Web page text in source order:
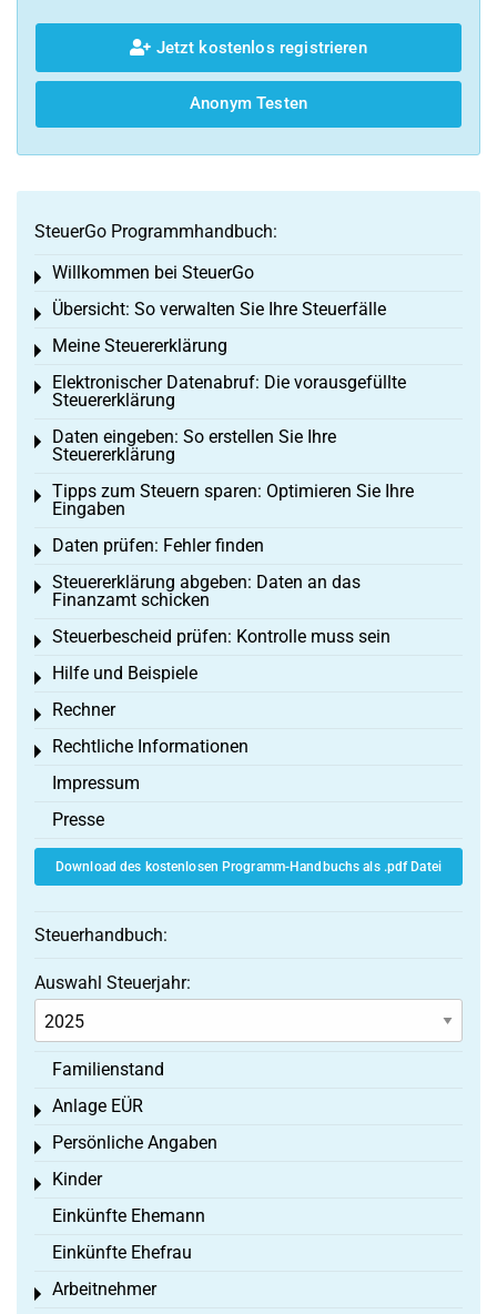
Jetzt kostenlos registrieren
Anonym Testen
SteuerGo Programmhandbuch:
Willkommen bei SteuerGo
Toggle menu
Übersicht: So verwalten Sie Ihre Steuerfälle
Toggle menu
Meine Steuererklärung
Toggle menu
Elektronischer Datenabruf: Die vorausgefüllte
Steuererklärung
Toggle menu
Daten eingeben: So erstellen Sie Ihre
Steuererklärung
Toggle menu
Tipps zum Steuern sparen: Optimieren Sie Ihre
Eingaben
Toggle menu
Daten prüfen: Fehler finden
Toggle menu
Steuererklärung abgeben: Daten an das
Finanzamt schicken
Toggle menu
Steuerbescheid prüfen: Kontrolle muss sein
Toggle menu
Hilfe und Beispiele
Toggle menu
Rechner
Toggle menu
Rechtliche Informationen
Toggle menu
Impressum
Presse
Download des kostenlosen Programm-Handbuchs als .pdf Datei
Steuerhandbuch:
Auswahl Steuerjahr:
Familienstand
Anlage EÜR
Toggle menu
Persönliche Angaben
Toggle menu
Kinder
Toggle menu
Einkünfte Ehemann
Einkünfte Ehefrau
Arbeitnehmer
Toggle menu